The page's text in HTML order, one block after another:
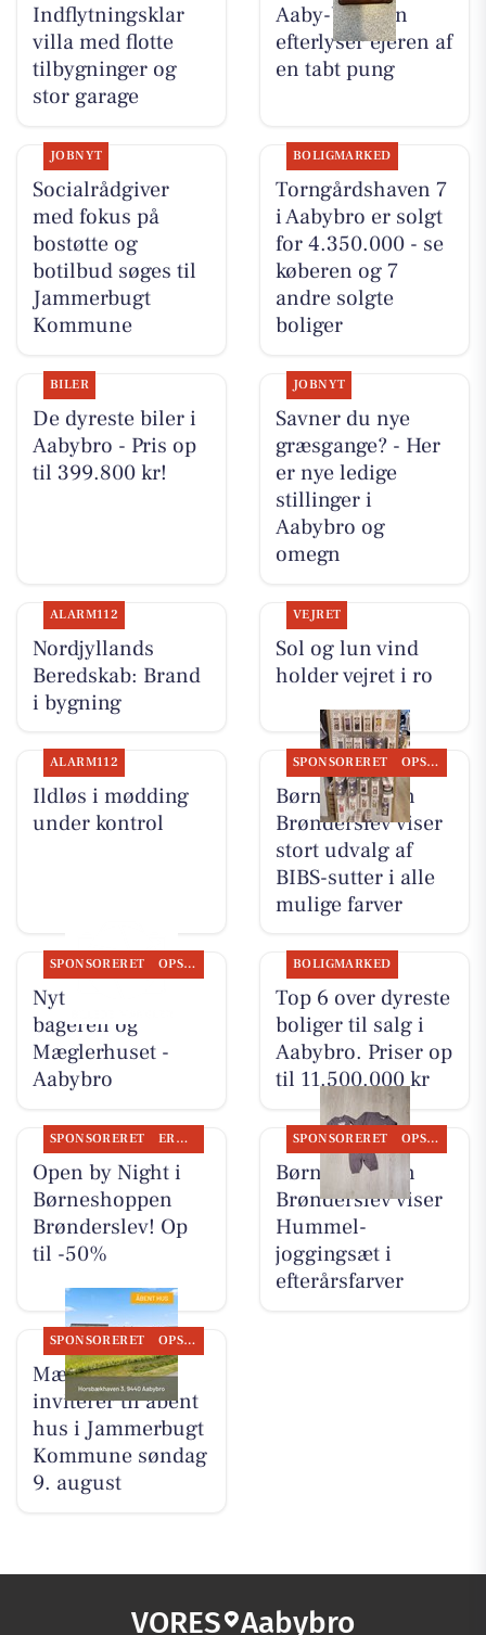
Indflytningsklar
villa med flotte
tilbygninger og
stor garage
Aaby-bageren
efterlyser ejeren af
en tabt pung
JOBNYT
Socialrådgiver
med fokus på
bostøtte og
botilbud søges til
Jammerbugt
Kommune
BOLIGMARKED
Torngårdshaven 7
i Aabybro er solgt
for 4.350.000 - se
køberen og 7
andre solgte
boliger
BILER
De dyreste biler i
Aabybro - Pris op
til 399.800 kr!
JOBNYT
Savner du nye
græsgange? - Her
er nye ledige
stillinger i
Aabybro og
omegn
ALARM112
Nordjyllands
Beredskab: Brand
i bygning
VEJRET
Sol og lun vind
holder vejret i ro
ALARM112
Ildløs i mødding
under kontrol
SPONSORERET OPSLAGSTAVLEN
Børneshoppen
Brønderslev viser
stort udvalg af
BIBS-sutter i alle
mulige farver
SPONSORERET OPSLAGSTAVLEN
Nyt fra Aaby-
bageren og
Mæglerhuset -
Aabybro
BOLIGMARKED
Top 6 over dyreste
boliger til salg i
Aabybro. Priser op
til 11.500.000 kr
SPONSORERET ERHVERV
Open by Night i
Børneshoppen
Brønderslev! Op
til -50%
SPONSORERET OPSLAGSTAVLEN
Børneshoppen
Brønderslev viser
Hummel-
joggingsæt i
efterårsfarver
SPONSORERET OPSLAGSTAVLEN
Mæglerhuset
inviterer til åbent
hus i Jammerbugt
Kommune søndag
9. august
VORES Aabybro